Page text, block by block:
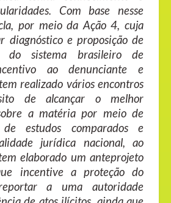
Com base nesse
por meio da Ação 4, cuja
diagnóstico e proposição de
do sistema brasileiro de
ao denunciante e
realizado vários encontros
de alcançar o melhor
a matéria por meio de
de estudos comparados e
jurídica nacional, ao
elaborado um anteprojeto
incentive a proteção do
a uma autoridade